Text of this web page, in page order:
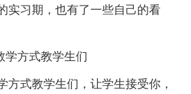
实习期，也有了一些自己的看
学方式教学生们
方式教学生们，让学生接受你，